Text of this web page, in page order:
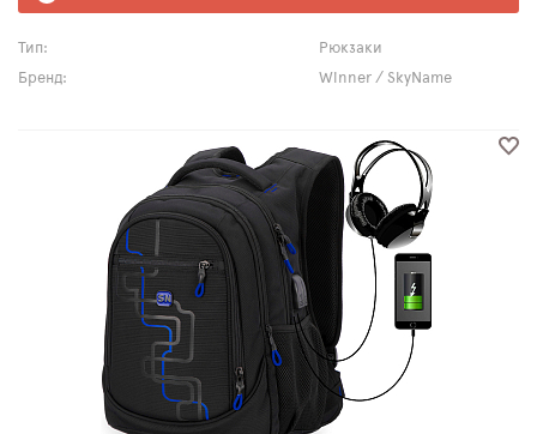
Тип:
Рюкзаки
Бренд:
Winner / SkyName